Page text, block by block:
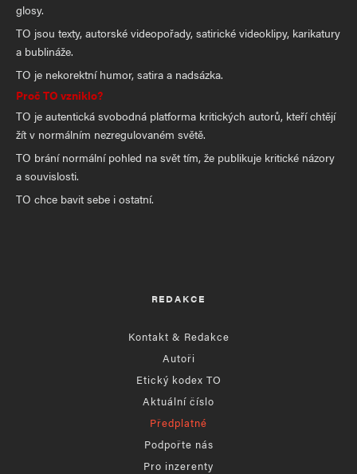
glosy.
TO jsou texty, autorské videopořady, satirické videoklipy, karikatury
a bublináže.
TO je nekorektní humor, satira a nadsázka.
Proč TO vzniklo?
TO je autentická svobodná platforma kritických autorů, kteří chtějí
žít v normálním nezregulovaném světě.
TO brání normální pohled na svět tím, že publikuje kritické názory
a souvislosti.
TO chce bavit sebe i ostatní.
REDAKCE
Kontakt & Redakce
Autoři
Etický kodex TO
Aktuální číslo
Předplatné
Podpořte nás
Pro inzerenty